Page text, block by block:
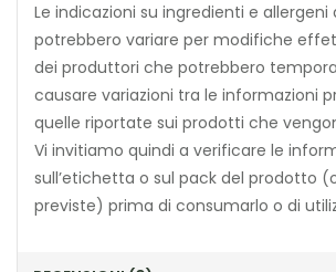
Le indicazioni su ingredienti e
potrebbero variare per modifiche
dei produttori che potrebbero
causare variazioni tra le informazioni
quelle riportate sui prodotti che
Vi invitiamo quindi a verificare le
sull’etichetta o sul pack del prodotto
previste) prima di consumarlo o di